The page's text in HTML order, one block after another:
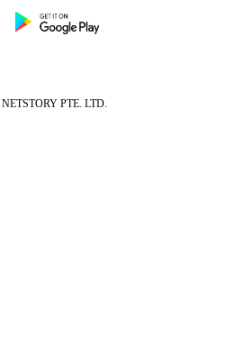
NETSTORY PTE. LTD.